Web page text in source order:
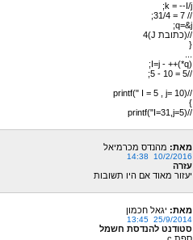
k = --I/j;
// 7 = 31/4;
q=&j;
//(כתובת J)4
{
I=j - ++(*q);
//5 = 10 - 5;
//printf(" I = 5 , j= 10)
}
//printf("I=31,j=5)
מאת: מהנדס מכרמיאל
10/2/2016 14:38
עזרה
יעזור מאוד אם היו תשובות
מאת: יגאל חכמון
25/9/2014 13:45
סטודנט להנדסת חשמל